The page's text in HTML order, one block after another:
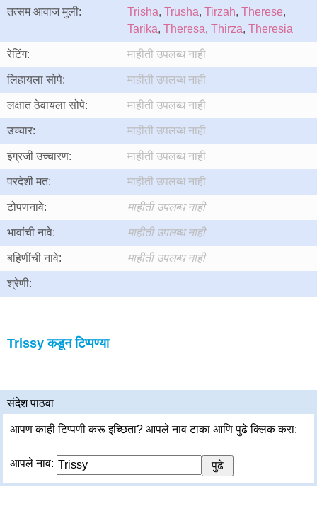
तत्सम आवाज मुली: Trisha, Trusha, Tirzah, Therese,
Tarika, Theresa, Thirza, Theresia
रेटिंग: माहीती उपलब्ध नाही
लिहायला सोपे: माहीती उपलब्ध नाही
लक्षात ठेवायला सोपे: माहीती उपलब्ध नाही
उच्चार: माहीती उपलब्ध नाही
इंग्रजी उच्चारण: माहीती उपलब्ध नाही
परदेशी मत: माहीती उपलब्ध नाही
टोपणनावे: माहीती उपलब्ध नाही
भावांची नावे: माहीती उपलब्ध नाही
बहिणींची नावे: माहीती उपलब्ध नाही
श्रेणी:
Trissy कडून टिप्पण्या
संदेश पाठवा
आपण काही टिप्पणी करू इच्छिता? आपले नाव टाका आणि पुढे क्लिक करा:
आपले नाव: